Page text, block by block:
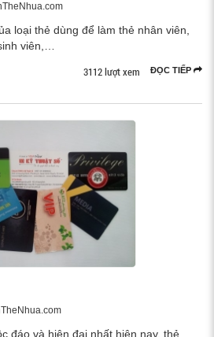
loại thẻ dùng để làm thẻ nhân viên,
viên,…
ĐỌC TIẾP
3112 lượt xem
đáo và hiện đại nhất hiện nay, thẻ